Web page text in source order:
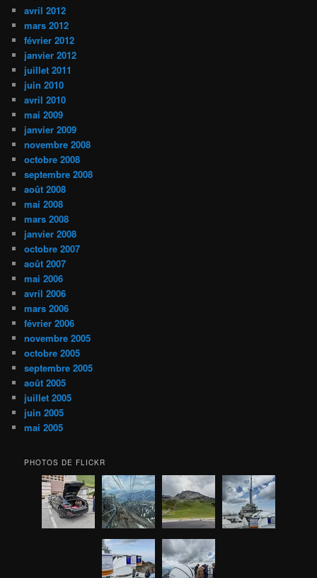
avril 2012
mars 2012
février 2012
janvier 2012
juillet 2011
juin 2010
avril 2010
mai 2009
janvier 2009
novembre 2008
octobre 2008
septembre 2008
août 2008
mai 2008
mars 2008
janvier 2008
octobre 2007
août 2007
mai 2006
avril 2006
mars 2006
février 2006
novembre 2005
octobre 2005
septembre 2005
août 2005
juillet 2005
juin 2005
mai 2005
PHOTOS DE FLICKR